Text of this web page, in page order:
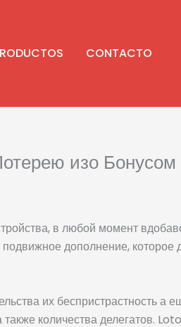
CONTACTO
изо
в любой момент
подвижное дополнение,
их беспристрастность а
количества делегатов.